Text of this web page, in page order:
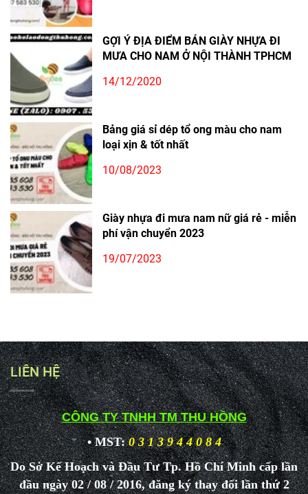
GỢI Ý ĐỊA ĐIỂM BÁN GIÀY NHỰA ĐI
MƯA CHO NAM Ở NỘI THÀNH TPHCM
14/12/2020
Bảng giá sỉ dép tổ ong màu cho nam
loại xịn & tốt nhất
10/08/2023
Giày nhựa đi mưa nam nữ giá rẻ - miễn
phí vận chuyển 2023
19/07/2023
LIÊN HỆ
CÔNG TY TNHH TM THU HỒNG
• MST: 0 3 1 3 9 4 4 0 8 4
Do Sở Kế Hoạch và Đầu Tư Tp. Hồ Chí Minh cấp lần
đầu ngày 02 / 08 / 2016, đăng ký thay đổi lần thứ 2